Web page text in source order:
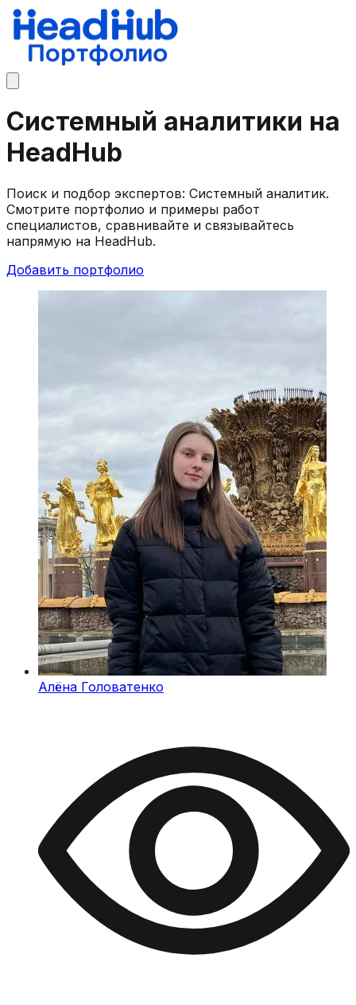
Системный аналитики на
HeadHub
Поиск и подбор экспертов: Системный аналитик.
Смотрите портфолио и примеры работ
специалистов, сравнивайте и связывайтесь
напрямую на HeadHub.
Добавить портфолио
Алёна Головатенко